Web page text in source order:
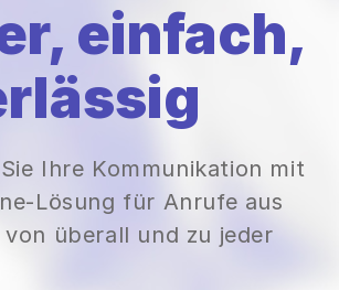
einfach,
Ihre Kommunikation mit
Lösung für Anrufe aus
von überall und zu jeder